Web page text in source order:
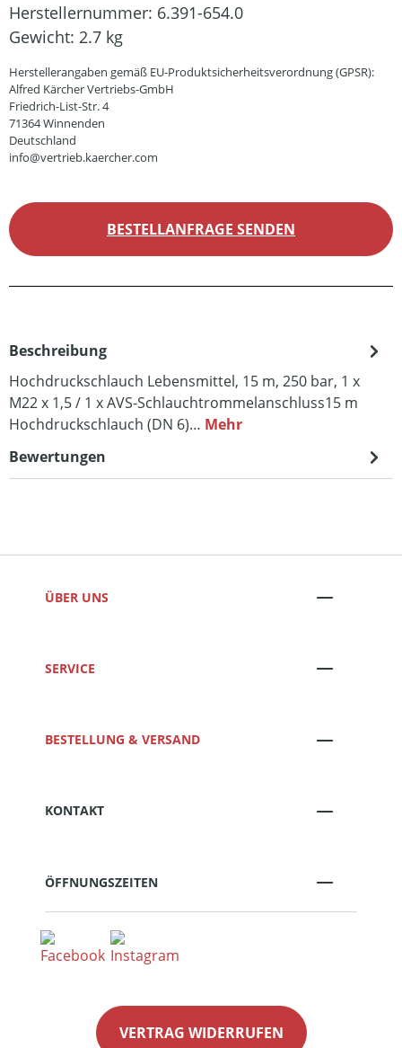
Herstellernummer: 6.391-654.0
Gewicht: 2.7 kg
Herstellerangaben gemäß EU-Produktsicherheitsverordnung (GPSR):
Alfred Kärcher Vertriebs-GmbH
Friedrich-List-Str. 4
71364 Winnenden
Deutschland
info@vertrieb.kaercher.com
BESTELLANFRAGE SENDEN
Beschreibung
Hochdruckschlauch Lebensmittel, 15 m, 250 bar, 1 x
M22 x 1,5 / 1 x AVS-Schlauchtrommelanschluss15 m
Hochdruckschlauch (DN 6)… Mehr
Bewertungen
ÜBER UNS
SERVICE
BESTELLUNG & VERSAND
KONTAKT
ÖFFNUNGSZEITEN
VERTRAG WIDERRUFEN